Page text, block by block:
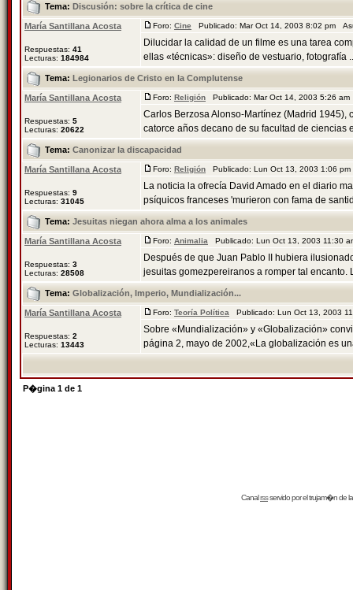
Tema: Discusión: sobre la crí­tica de cine
María Santillana Acosta
Respuestas: 41
Lecturas: 184984
Foro: Cine Publicado: Mar Oct 14, 2003 8:02 pm
Dilucidar la calidad de un filme es una tarea
ellas «técnicas»: diseño de vestuario, fotografía
Tema: Legionarios de Cristo en la Complutense
María Santillana Acosta
Respuestas: 5
Lecturas: 20622
Foro: Religión Publicado: Mar Oct 14, 2003 5:26
Carlos Berzosa Alonso-Martínez (Madrid
catorce años decano de su facultad de ciencias
Tema: Canonizar la discapacidad
María Santillana Acosta
Respuestas: 9
Lecturas: 31045
Foro: Religión Publicado: Lun Oct 13, 2003 1:06
La noticia la ofrecía David Amado en el diario
psíquicos franceses 'murieron con fama de
Tema: Jesuitas niegan ahora alma a los animales
María Santillana Acosta
Respuestas: 3
Lecturas: 28508
Foro: Animalia Publicado: Lun Oct 13, 2003 11:30
Después de que Juan Pablo II hubiera
jesuitas gomezpereiranos a romper tal encanto.
Tema: Globalización, Imperio, Mundialización...
María Santillana Acosta
Respuestas: 2
Lecturas: 13443
Foro: Teoría Política Publicado: Lun Oct 13, 2003
Sobre «Mundialización» y «Globalización»
página 2, mayo de 2002,«La globalización es
P�gina 1 de 1
Canalrssservido por eltrujam�nde